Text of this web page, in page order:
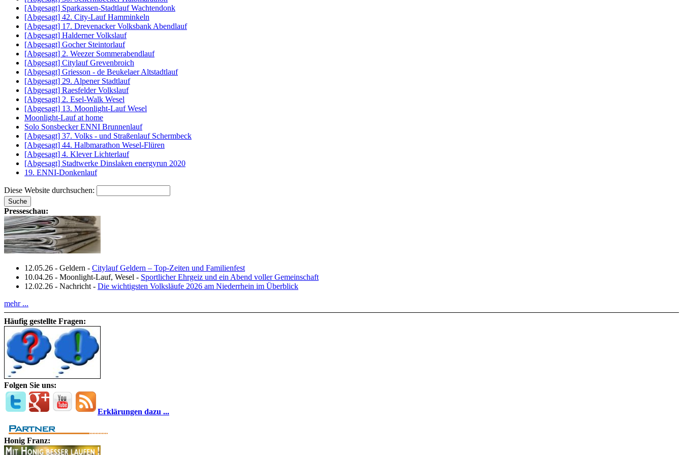
[Abgesagt] Sparkassen-Stadtlauf Wachtendonk
[Abgesagt] 42. City-Lauf Hamminkeln
[Abgesagt] 17. Drevenacker Volksbank Abendlauf
[Abgesagt] Halderner Volkslauf
[Abgesagt] Gocher Steintorlauf
[Abgesagt] 2. Weezer Sommerabendlauf
[Abgesagt] Citylauf Grevenbroich
[Abgesagt] Griesson - de Beukelaer Altstadtlauf
[Abgesagt] 29. Alpener Stadtlauf
[Abgesagt] Raesfelder Volkslauf
[Abgesagt] 2. Esel-Walk Wesel
[Abgesagt] 13. Moonlight-Lauf Wesel
Moonlight-Lauf at home
Solo Sonsbecker ENNI Brunnenlauf
[Abgesagt] 37. Volks - und Straßenlauf Schermbeck
[Abgesagt] 44. Halbmarathon Wesel-Flüren
[Abgesagt] 4. Klever Lichterlauf
[Abgesagt] Stadtwerke Dinslaken energyrun 2020
19. ENNI-Donkenlauf
Diese Website durchsuchen:
Presseschau:
12.05.26 - Geldern - Citylauf Geldern – Top‑Zeiten und Familienfest
10.04.26 - Moonlight-Lauf, Wesel - Sportlicher Ehrgeiz und ein Abend voller Gemeinschaft
12.02.26 - Nachricht - Die wichtigsten Volksläufe 2026 am Niederrhein im Überblick
mehr ...
Häufig gestellte Fragen:
Folgen Sie uns:
Erklärungen dazu ...
Honig Franz: